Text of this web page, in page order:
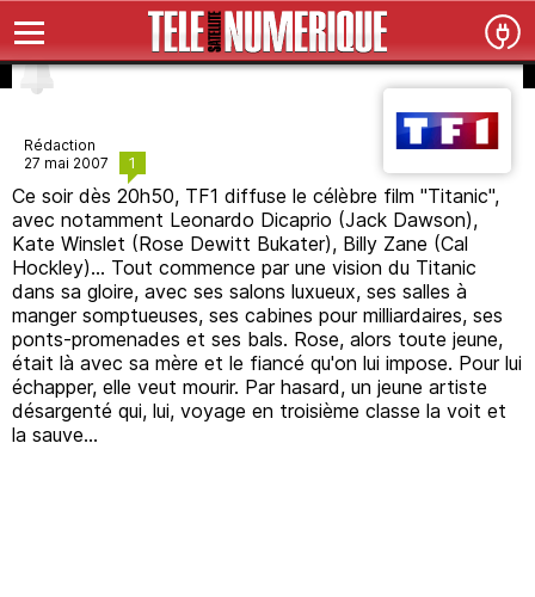
Rédaction
27 mai 2007
1
Ce soir dès 20h50, TF1 diffuse le célèbre film "Titanic",
avec notamment Leonardo Dicaprio (Jack Dawson),
Kate Winslet (Rose Dewitt Bukater), Billy Zane (Cal
Hockley)... Tout commence par une vision du Titanic
dans sa gloire, avec ses salons luxueux, ses salles à
manger somptueuses, ses cabines pour milliardaires, ses
ponts-promenades et ses bals. Rose, alors toute jeune,
était là avec sa mère et le fiancé qu'on lui impose. Pour lui
échapper, elle veut mourir. Par hasard, un jeune artiste
désargenté qui, lui, voyage en troisième classe la voit et
la sauve...